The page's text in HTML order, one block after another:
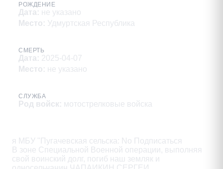
РОЖДЕНИЕ
Дата: не указано
Место: Удмуртская Республика
СМЕРТЬ
Дата: 2025-04-07
Место: не указано
СЛУЖБА
Род войск: мотострелковые войска
я МБУ "Пугачевская сельска: No Подписаться
В зоне Специальной Военной операции, выполняя
свой воинский долг, погиб наш земляк и